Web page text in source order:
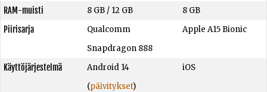
RAM-muisti
8 GB/ 12 GB
8 GB
Piirisarja
Qualcomm
Snapdragon 888
Apple A15 Bionic
Käyttöjärjestelmä
Android 14
(päivitykset)
iOS